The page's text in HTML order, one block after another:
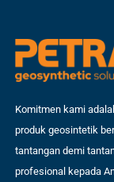
Komitmen kami
produk geosintetik
tantangan demi
profesional kepada